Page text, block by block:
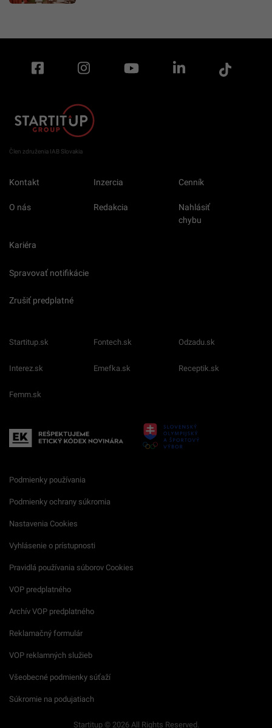
Člen združenia IAB Slovakia
Kontakt Inzercia Cenník
O nás Redakcia
Nahlásiť
chybu
Kariéra
Spravovať notifikácie
Zrušiť predplatné
Startitup.sk Fontech.sk Odzadu.sk
Interez.sk Emefka.sk Receptik.sk
Femm.sk
Podmienky používania
Podmienky ochrany súkromia
Nastavenia Cookies
Vyhlásenie o prístupnosti
Pravidlá používania súborov Cookies
VOP predplatného
Archív VOP predplatného
Reklamačný formulár
VOP reklamných služieb
Všeobecné podmienky súťaží
Súkromie na podujatiach
Startitup © 2026 All Rights Reserved.